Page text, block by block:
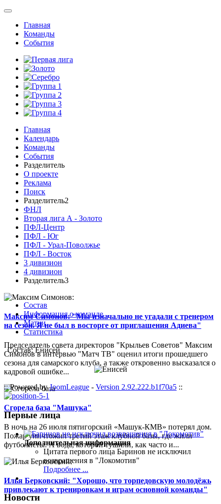
Главная
Команды
События
Главная
Календарь
Команды
События
Разделитель
О проекте
Реклама
Поиск
Разделитель2
ФНЛ
Вторая лига А - Золото
ПФЛ-Центр
ПФЛ - Юг
ПФЛ - Урал-Поволжье
ПФЛ - Восток
3 дивизион
4 дивизион
Разделитель3
Максим Симонов: "Мы изначально не угадали с тренером
на сезон. Я не был в восторге от приглашения Адиева"
Председатель совета директоров "Крыльев Советов" Максим
Симонов в интервью "Матч ТВ" оценил итоги прошедшего
сезона для самарского клуба, а также откровенно высказался о
кадровой ошибке...
Сгорела база "Машука"
В ночь на 26 июля пятигорский «Машук-КМВ» потерял дом.
Пожар уничтожил третий этаж клубной базы, где жили
футболисты. А вода, которой тушили, как часто и...
Илья Берковский: "Хорошо, что торпедовскую молодёжь
привлекают к тренировкам и играм основной команды"
Состав
Информация о команде
Матчи
Статистика
Состав: Енисей
:: Powered byJoomLeague - Version 2.92.222.b1f70a5 ::
Первые лица
Дополнительная информация
Цитата первого лица Баринов не исключил
возвращения в "Локомотив"
Подробнее ...
Новости